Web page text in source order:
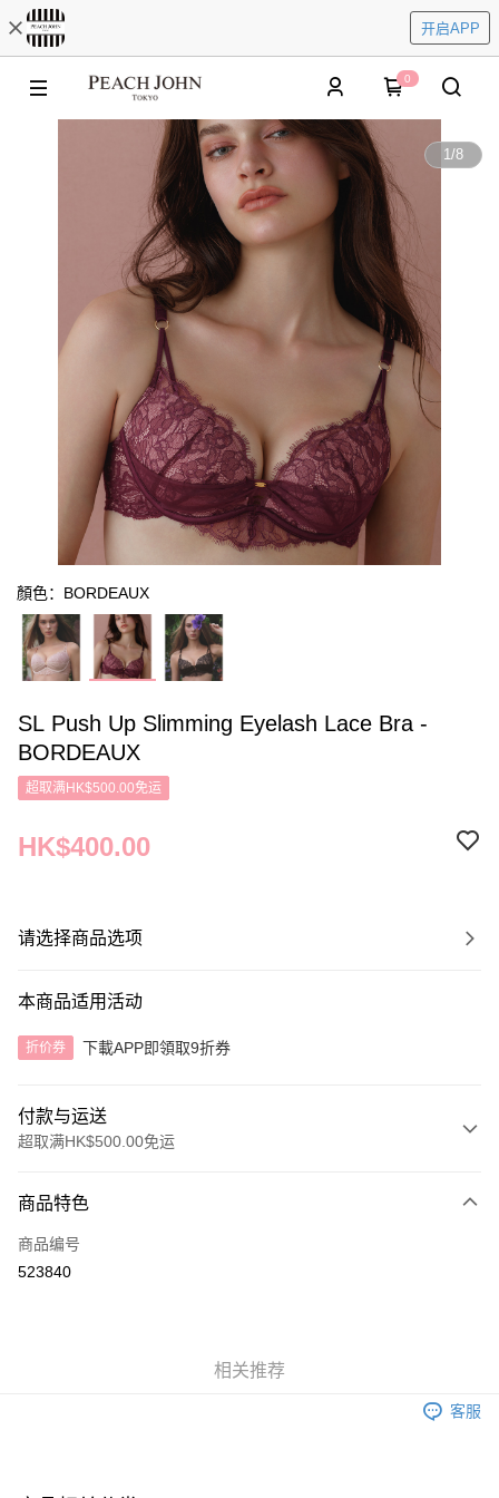
开启APP
0
1/8
顏色：BORDEAUX
SL Push Up Slimming Eyelash Lace Bra -
BORDEAUX
超取满HK$500.00免运
HK$400.00
请选择商品选项
本商品适用活动
折价券 下載APP即領取9折券
付款与运送
超取满HK$500.00免运
信用卡
AlipayHK
每笔HK$40.00，满HK$500.00(含以上)免运费
商品特色
商品编号
523840
相关推荐
客服